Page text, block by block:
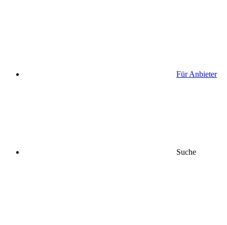
Für Anbieter
Suche